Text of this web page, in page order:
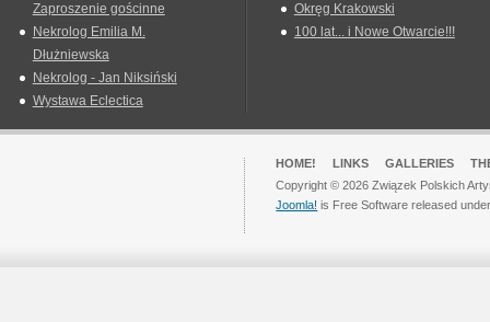
Zaproszenie gościnne
Nekrolog Emilia M.
Dłużniewska
Nekrolog - Jan Niksiński
Wystawa Eclectica
Okręg Krakowski
100 lat... i Nowe Otwarcie!!!
HOME! LINKS GALLERIES
Copyright © 2026 Związek Polskich
Joomla! is Free Software released